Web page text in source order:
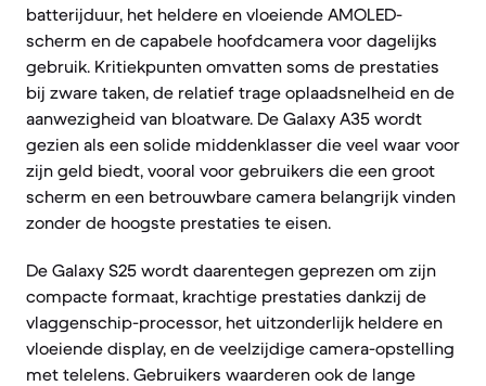
batterijduur, het heldere en vloeiende AMOLED-
scherm en de capabele hoofdcamera voor dagelijks
gebruik. Kritiekpunten omvatten soms de prestaties
bij zware taken, de relatief trage oplaadsnelheid en de
aanwezigheid van bloatware. De Galaxy A35 wordt
gezien als een solide middenklasser die veel waar voor
zijn geld biedt, vooral voor gebruikers die een groot
scherm en een betrouwbare camera belangrijk vinden
zonder de hoogste prestaties te eisen.
De Galaxy S25 wordt daarentegen geprezen om zijn
compacte formaat, krachtige prestaties dankzij de
vlaggenschip-processor, het uitzonderlijk heldere en
vloeiende display, en de veelzijdige camera-opstelling
met telelens. Gebruikers waarderen ook de lange